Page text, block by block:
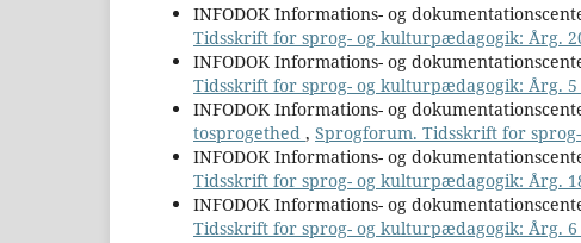
INFODOK Informations- og
Tidsskrift for sprog- og kulturpædagogik: Årg.
INFODOK Informations- og
Tidsskrift for sprog- og kulturpædagogik: Årg.
INFODOK Informations- og
tosprogethed , Sprogforum. Tidsskrift for
INFODOK Informations- og
Tidsskrift for sprog- og kulturpædagogik: Årg.
INFODOK Informations- og
Tidsskrift for sprog- og kulturpædagogik: Årg.